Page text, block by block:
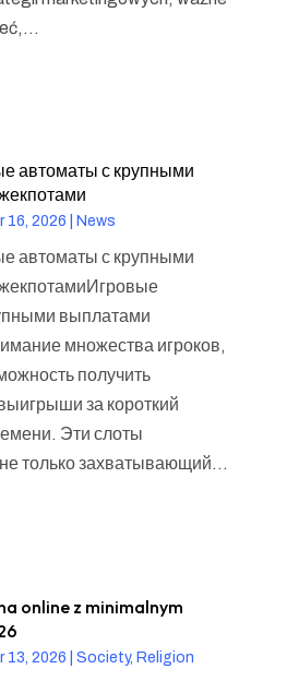
автоматы с крупными
16, 2026 News
автоматы с крупными
выплатами
множества игроков,
получить
за короткий
Эти слоты
только захватывающий...
online z minimalnym
13, 2026 Society, Religion